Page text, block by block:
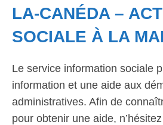
LA-CANÉDA –
SOCIALE À LA
Le service information sociale
information et une aide aux
administratives. Afin de
pour obtenir une aide,